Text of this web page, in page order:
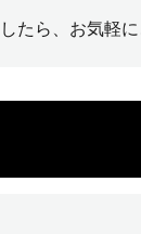
たら、お気軽に